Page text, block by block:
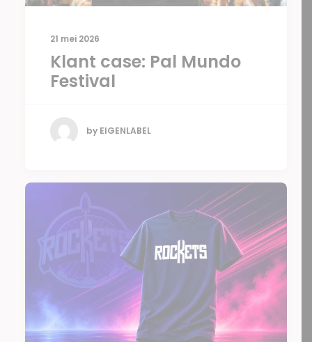
21 mei 2026
Klant case: Pal Mundo
Festival
by EIGENLABEL